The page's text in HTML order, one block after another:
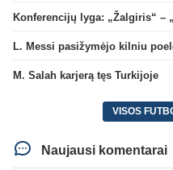
M. Salah karjerą tęs Turkijoje
VISOS
Naujausi komentarai